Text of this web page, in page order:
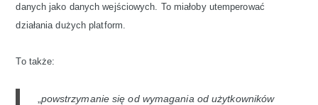
danych jako danych wejściowych. To miałoby utemperować
działania dużych platform.
To także:
powstrzymanie się od wymagania od użytkowników